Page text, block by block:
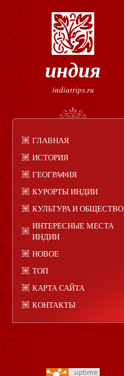
индия
indiatrips.ru
ГЛАВНАЯ
ИСТОРИЯ
ГЕОГРАФИЯ
КУРОРТЫ ИНДИИ
КУЛЬТУРА И ОБЩЕСТВО
ИНТЕРЕСНЫЕ МЕСТА
ИНДИИ
НОВОЕ
ТОП
КАРТА САЙТА
КОНТАКТЫ